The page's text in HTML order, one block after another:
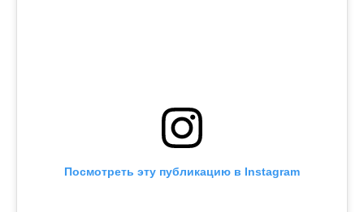
Посмотреть эту публикацию в Instagram